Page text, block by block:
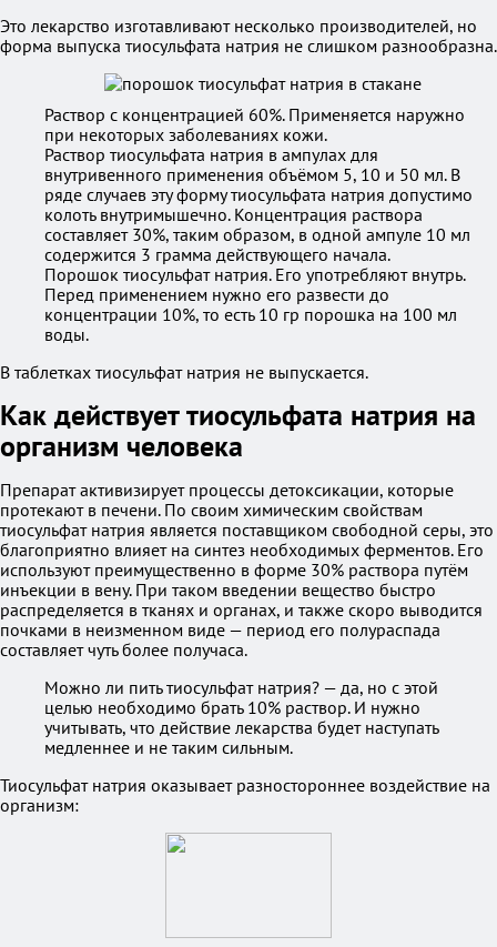
Это лекарство изготавливают несколько производителей, но
форма выпуска тиосульфата натрия не слишком разнообразна.
Раствор с концентрацией 60%. Применяется наружно
при некоторых заболеваниях кожи.
Раствор тиосульфата натрия в ампулах для
внутривенного применения объёмом 5, 10 и 50 мл. В
ряде случаев эту форму тиосульфата натрия допустимо
колоть внутримышечно. Концентрация раствора
составляет 30%, таким образом, в одной ампуле 10 мл
содержится 3 грамма действующего начала.
Порошок тиосульфат натрия. Его употребляют внутрь.
Перед применением нужно его развести до
концентрации 10%, то есть 10 гр порошка на 100 мл
воды.
В таблетках тиосульфат натрия не выпускается.
Как действует тиосульфата натрия на
организм человека
Препарат активизирует процессы детоксикации, которые
протекают в печени. По своим химическим свойствам
тиосульфат натрия является поставщиком свободной серы, это
благоприятно влияет на синтез необходимых ферментов. Его
используют преимущественно в форме 30% раствора путём
инъекции в вену. При таком введении вещество быстро
распределяется в тканях и органах, и также скоро выводится
почками в неизменном виде — период его полураспада
составляет чуть более получаса.
Можно ли пить тиосульфат натрия? — да, но с этой
целью необходимо брать 10% раствор. И нужно
учитывать, что действие лекарства будет наступать
медленнее и не таким сильным.
Тиосульфат натрия оказывает разностороннее воздействие на
организм: